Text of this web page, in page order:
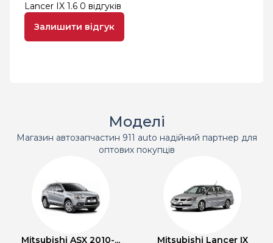
Lancer IX 1.6 0 відгуків
Залишити відгук
Моделі
Магазин автозапчастин 911 auto надійний партнер для
оптових покупців
Mitsubishi ASX 2010-...
Mitsubishi Lancer IX